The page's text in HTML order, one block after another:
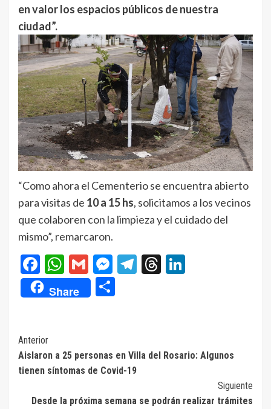
en valor los espacios públicos de nuestra
ciudad”.
“Como ahora el Cementerio se encuentra abierto
para visitas de 10 a 15 hs, solicitamos a los vecinos
que colaboren con la limpieza y el cuidado del
mismo”, remarcaron.
Facebook
WhatsApp
GmailMessenger
Telegram
Threads
Share
Navegación
de
Anterior
Aislaron a 25 personas en Villa del Rosario: Algunos
tienen síntomas de Covid-19
Siguiente
Desde la próxima semana se podrán realizar trámites